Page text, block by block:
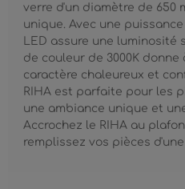
verre d'un diamètre de 650
unique. Avec une
LED assure une
de couleur de 3000K donne
caractère chaleureux et
RIHA est parfaite pour les
une ambiance unique et
Accrochez le RIHA au
remplissez vos pièces